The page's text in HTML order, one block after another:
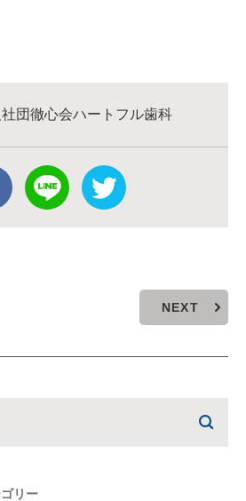
団徹心会ハートフル歯科
NEXT
リー